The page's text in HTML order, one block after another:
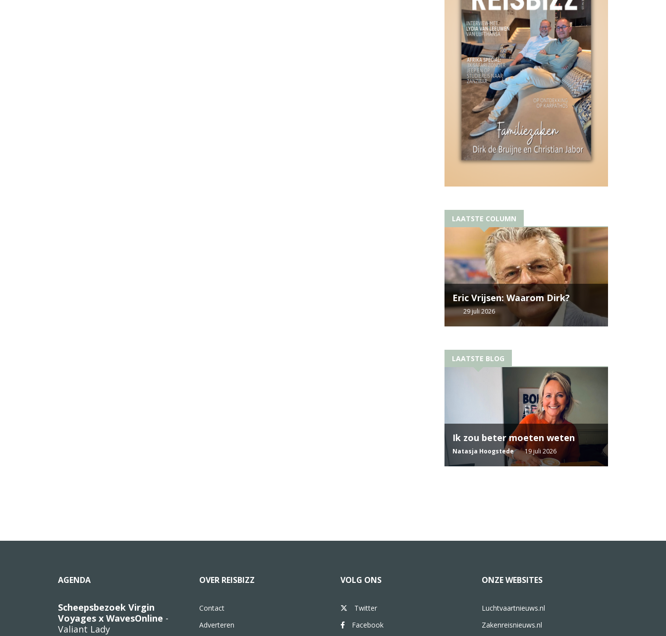
LAATSTE COLUMN
Eric Vrijsen: Waarom Dirk?
29 juli 2026
LAATSTE BLOG
Ik zou beter moeten weten
Natasja Hoogstede 19 juli 2026
AGENDA
Scheepsbezoek Virgin
Voyages x WavesOnline -
Valiant Lady
OVER REISBIZZ
Contact
Adverteren
VOLG ONS
Twitter
Facebook
ONZE WEBSITES
Luchtvaartnieuws.nl
Zakenreisnieuws.nl